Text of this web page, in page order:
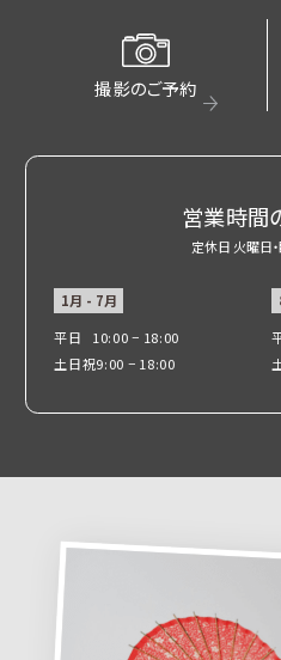
撮影のご予約
営業時間
定休日 火曜日
1月 - 7月
平日
10:00 − 18:00
土日祝9:00 − 18:00